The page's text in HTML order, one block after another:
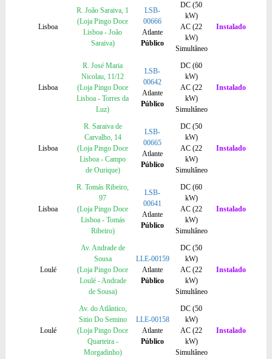
Lisboa
R. João Saraiva, 1
(Loja Pingo Doce
Lisboa - João
Saraiva)
LSB-
00666
Atlante
Público
DC (50
kW)
AC (22
kW)
Simultâneo
Instalado
Lisboa
R. José Maria
Nicolau, 11/12
(Loja Pingo Doce
Lisboa - Torres da
Luz)
LSB-
00642
Atlante
Público
DC (60
kW)
AC (22
kW)
Simultâneo
Instalado
Lisboa
R. Saraiva de
Carvalho, 14
(Loja Pingo Doce
Lisboa - Campo
de Ourique)
LSB-
00665
Atlante
Público
DC (50
kW)
AC (22
kW)
Simultâneo
Instalado
Lisboa
R. Tomás Ribeiro,
97
(Loja Pingo Doce
Lisboa - Tomás
Ribeiro)
LSB-
00641
Atlante
Público
DC (60
kW)
AC (22
kW)
Simultâneo
Instalado
Loulé
Av. Andrade de
Sousa
(Loja Pingo Doce
Loulé - Andrade
de Sousa)
LLE-00159
Atlante
Público
DC (50
kW)
AC (22
kW)
Simultâneo
Instalado
Loulé
Av. do Atlântico,
Sitio Do Semino
(Loja Pingo Doce
Quarteira -
Morgadinho)
LLE-00158
Atlante
Público
DC (50
kW)
AC (22
kW)
Simultâneo
Instalado